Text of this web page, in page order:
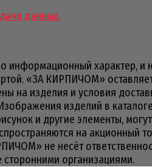
данных.
информационный характер, и
«ЗА КИРПИЧОМ»
на изделия и условия
изделий в
и другие элементы, могут
на акционный
не несёт
сторонними организациями.